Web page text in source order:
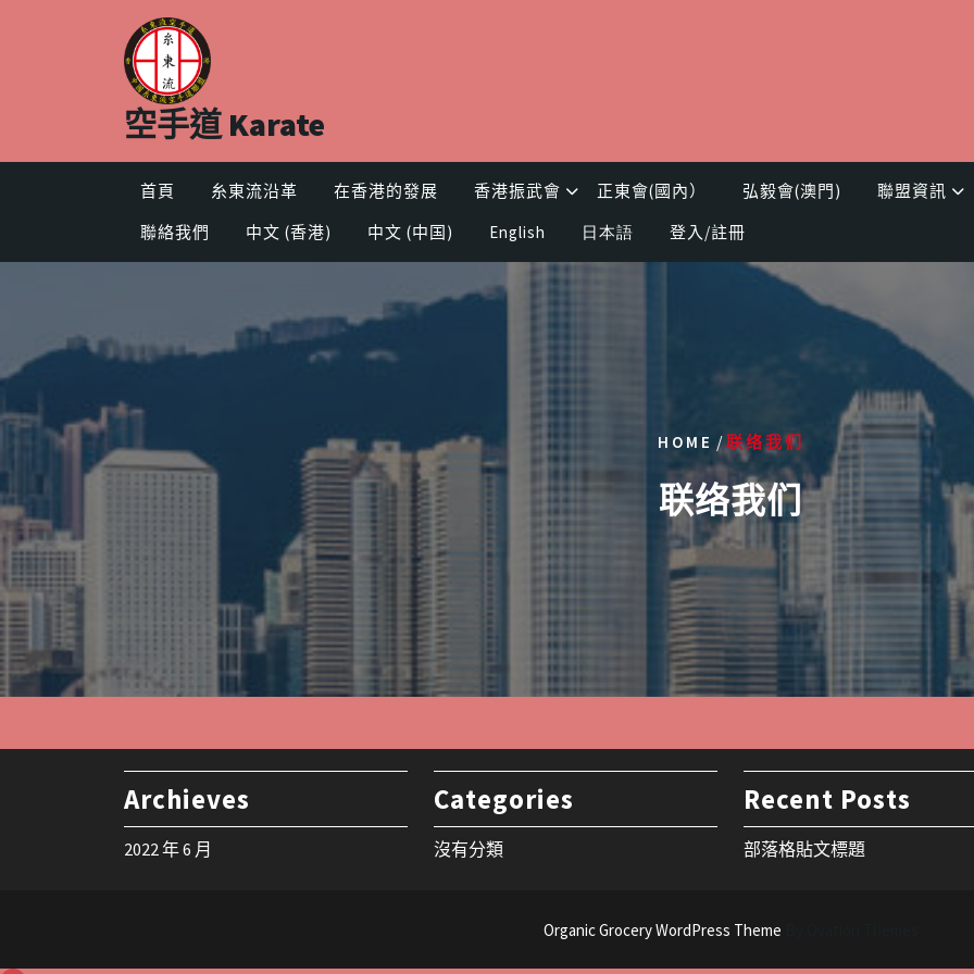
空手道 Karate
首頁 糸東流沿革 在香港的發展 香港振武會 正東會(國內） 弘毅會(澳門)
聯盟資訊
聯絡我們
中文 (香港) 中文 (中国) English 日本語 登入/註冊
HOME /联络我们
联络我们
Archieves
2022 年 6 月
Categories
沒有分類
Recent Posts
部落格貼文標題
Organic Grocery WordPress Theme